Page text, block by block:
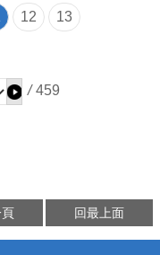
12
13
/ 459
回最上面